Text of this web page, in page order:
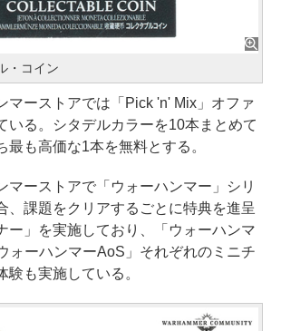
・コイン
ーストアでは「Pick 'n' Mix」オファ
いる。シタデルカラーを10本まとめて
最も高価な1本を無料とする。
ーストアで「ウォーハンマー」シリ
、課題をクリアするごとに特典を進呈
ー」を実施しており、「ウォーハンマ
ォーハンマーAoS」それぞれのミニチ
験も実施している。